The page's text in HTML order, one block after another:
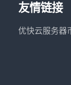
友情链接
优快云服务器